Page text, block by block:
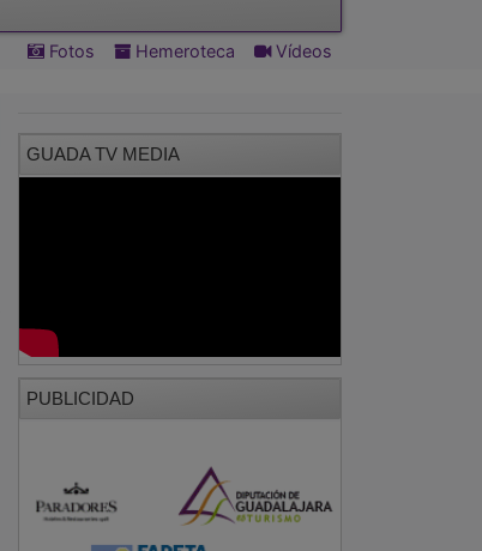
Fotos Hemeroteca Vídeos
GUADA TV MEDIA
PUBLICIDAD